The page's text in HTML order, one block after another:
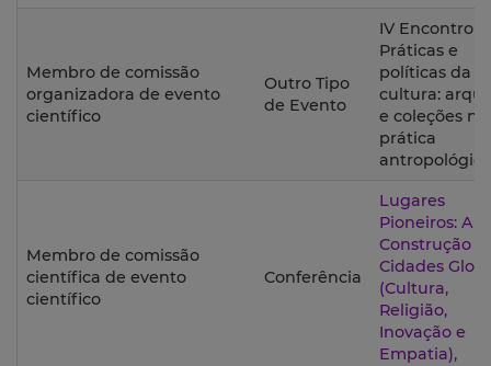
Membro de comissão
organizadora de evento
científico
Outro Tipo
de Evento
IV Encontro
Práticas e
políticas da
cultura:
e coleções na
prática
antropológica
Membro de comissão
científica de evento
científico
Conferência
Lugares
Pioneiros: A
Construção
Cidades
(Cultura,
Religião,
Inovação e
Empatia),